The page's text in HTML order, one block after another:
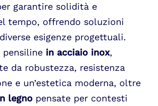
garantire solidità e
tempo, offrendo soluzioni
esigenze progettuali.
pensiline in acciaio inox,
da robustezza, resistenza
e un’estetica moderna, oltre
legno pensate per contesti